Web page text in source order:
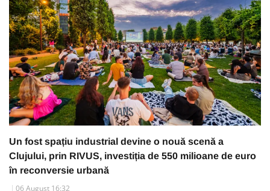
Un fost spațiu industrial devine o nouă scenă a
Clujului, prin RIVUS, investiția de 550 milioane de euro
în reconversie urbană
06 August 16:32